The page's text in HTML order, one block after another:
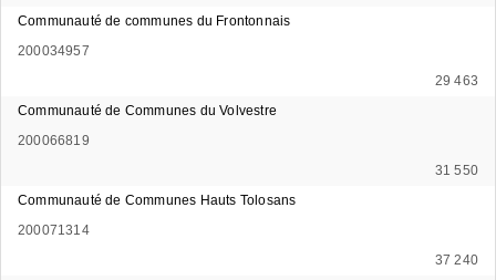
Communauté de communes du Frontonnais
200034957
29 463
Communauté de Communes du Volvestre
200066819
31 550
Communauté de Communes Hauts Tolosans
200071314
37 240